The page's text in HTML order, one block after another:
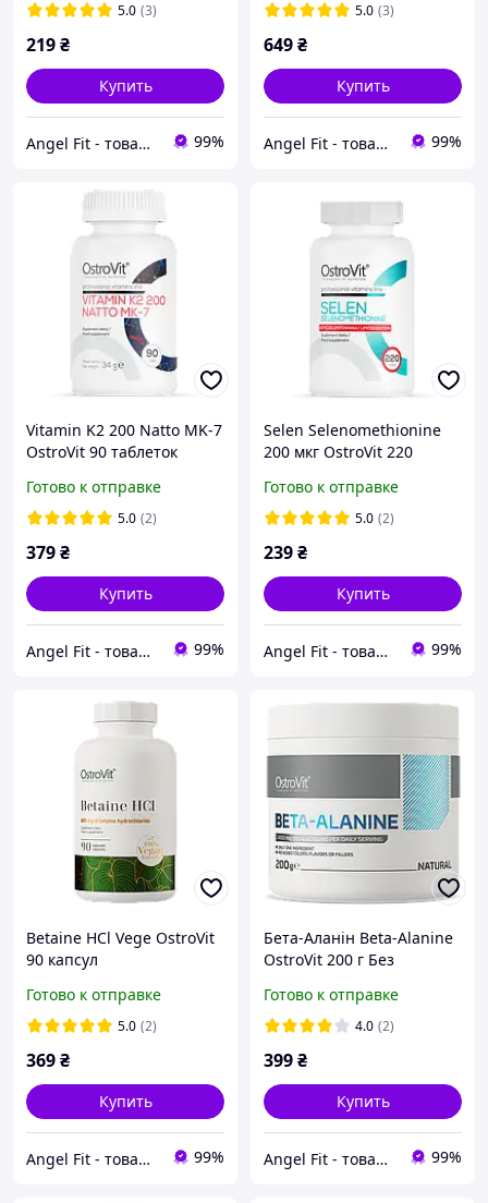
5.0 (3)
219₴
Купить
Angel Fit - товари для здоров'я, спорту та активного життя 99%
5.0 (3)
649₴
Купить
Angel Fit - товари для здоров'я, спорту та активного життя 99%
Vitamin K2 200 Natto MK-7
OstroVit 90 таблеток
Готово к отправке
5.0 (2)
379₴
Купить
Angel Fit - товари для здоров'я, спорту та активного життя 99%
Selen Selenomethionine
200 мкг OstroVit 220
Готово к отправке
5.0 (2)
239₴
Купить
Angel Fit - товари для здоров'я, спорту та активного життя 99%
Betaine HCl Vege OstroVit
90 капсул
Готово к отправке
5.0 (2)
369₴
Купить
Angel Fit - товари для здоров'я, спорту та активного життя 99%
Бета-Аланін Beta-Alanine
OstroVit 200 г Без
Готово к отправке
4.0 (2)
399₴
Купить
Angel Fit - товари для здоров'я, спорту та активного життя 99%